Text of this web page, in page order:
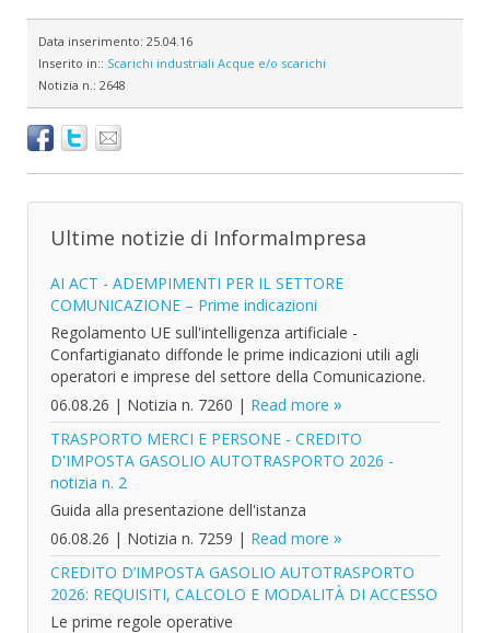
Data inserimento: 25.04.16
Inserito in:: Scarichi industriali Acque e/o scarichi
Notizia n.: 2648
Ultime notizie di InformaImpresa
AI ACT - ADEMPIMENTI PER IL SETTORE
COMUNICAZIONE – Prime indicazioni
Regolamento UE sull'intelligenza artificiale -
Confartigianato diffonde le prime indicazioni utili agli
operatori e imprese del settore della Comunicazione.
06.08.26 | Notizia n. 7260 | Read more
TRASPORTO MERCI E PERSONE - CREDITO
D'IMPOSTA GASOLIO AUTOTRASPORTO 2026 -
notizia n. 2
Guida alla presentazione dell'istanza
06.08.26 | Notizia n. 7259 | Read more
CREDITO D’IMPOSTA GASOLIO AUTOTRASPORTO
2026: REQUISITI, CALCOLO E MODALITÀ DI ACCESSO
Le prime regole operative